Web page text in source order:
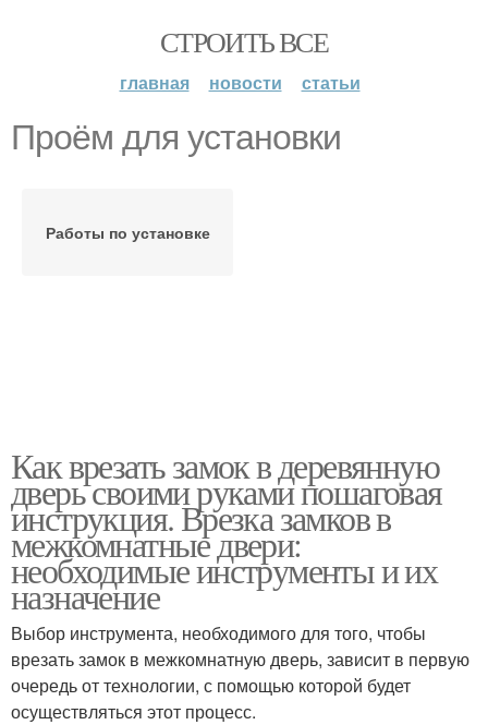
СТРОИТЬ ВСЕ
главная новости статьи
Проём для установки
Работы по установке
Как врезать замок в деревянную
дверь своими руками пошаговая
инструкция. Врезка замков в
межкомнатные двери:
необходимые инструменты и их
назначение
Выбор инструмента, необходимого для того, чтобы
врезать замок в межкомнатную дверь, зависит в первую
очередь от технологии, с помощью которой будет
осуществляться этот процесс.